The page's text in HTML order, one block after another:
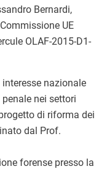
Bernardi,
UE
OLAF-2015-D1-
nazionale
nei settori
di riforma dei
dal Prof.
forense presso la